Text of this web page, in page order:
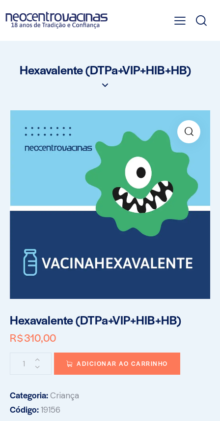
Hexavalente (DTPa+VIP+HIB+HB)
Hexavalente (DTPa+VIP+HIB+HB)
R$310,00
ADICIONAR AO CARRINHO
Categoria:Criança
Código:19156